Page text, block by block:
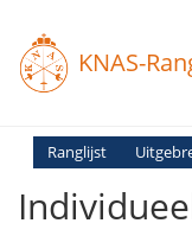
KNAS-
Ranglijst